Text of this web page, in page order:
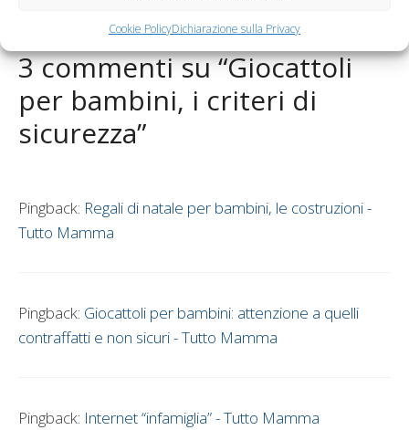
Cookie PolicyDichiarazione sulla Privacy
3 commenti su “Giocattoli
per bambini, i criteri di
sicurezza”
Pingback: Regali di natale per bambini, le costruzioni -
Tutto Mamma
Pingback: Giocattoli per bambini: attenzione a quelli
contraffatti e non sicuri - Tutto Mamma
Pingback: Internet “infamiglia” - Tutto Mamma